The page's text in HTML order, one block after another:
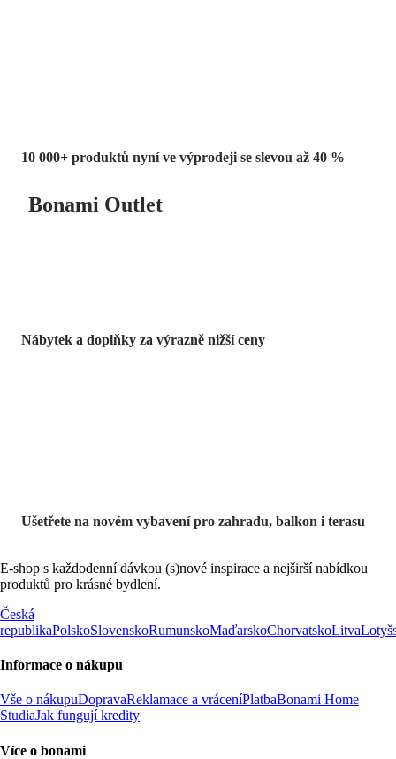
10 000+ produktů nyní ve výprodeji se slevou až 40 %
Bonami Outlet
Nábytek a doplňky za výrazně nižší ceny
Ušetřete na novém vybavení pro zahradu, balkon i terasu
E-shop s každodenní dávkou (s)nové inspirace a nejširší nabídkou
produktů pro krásné bydlení.
Česká
republikaPolskoSlovenskoRumunskoMaďarskoChorvatskoLitva
Informace o nákupu
Vše o nákupuDopravaReklamace a vráceníPlatbaBonami Home
StudiaJak fungují kredity
Více o bonami